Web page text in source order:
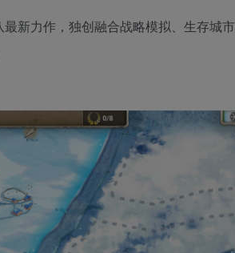
新力作，独创融合战略模拟、生存城